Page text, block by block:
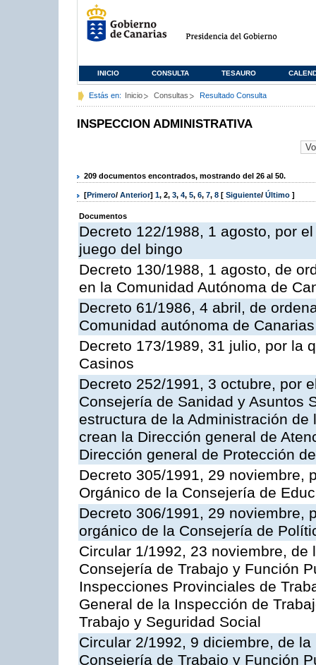
INICIO CONSULTA TESAURO
Estás en: Inicio Consultas Resultado Consulta
INSPECCION ADMINISTRATIVA
209 documentos encontrados, mostrando del 26 al 50.
[Primero/ Anterior] 1, 2, 3, 4, 5, 6, 7, 8 [ Siguiente/ Último ]
Documentos
Decreto 122/1988, 1 agosto, por
juego del bingo
Decreto 130/1988, 1 agosto, de
en la Comunidad Autónoma de
Decreto 61/1986, 4 abril, de
Comunidad autónoma de Canarias
Decreto 173/1989, 31 julio, por la
Casinos
Decreto 252/1991, 3 octubre, por
Consejería de Sanidad y Asuntos
estructura de la Administración
crean la Dirección general de
Dirección general de Protección
Decreto 305/1991, 29 noviembre,
Orgánico de la Consejería de
Decreto 306/1991, 29 noviembre,
orgánico de la Consejería de
Circular 1/1992, 23 noviembre,
Consejería de Trabajo y Función
Inspecciones Provinciales de
General de la Inspección de
Trabajo y Seguridad Social
Circular 2/1992, 9 diciembre, de
Consejería de Trabajo y Función